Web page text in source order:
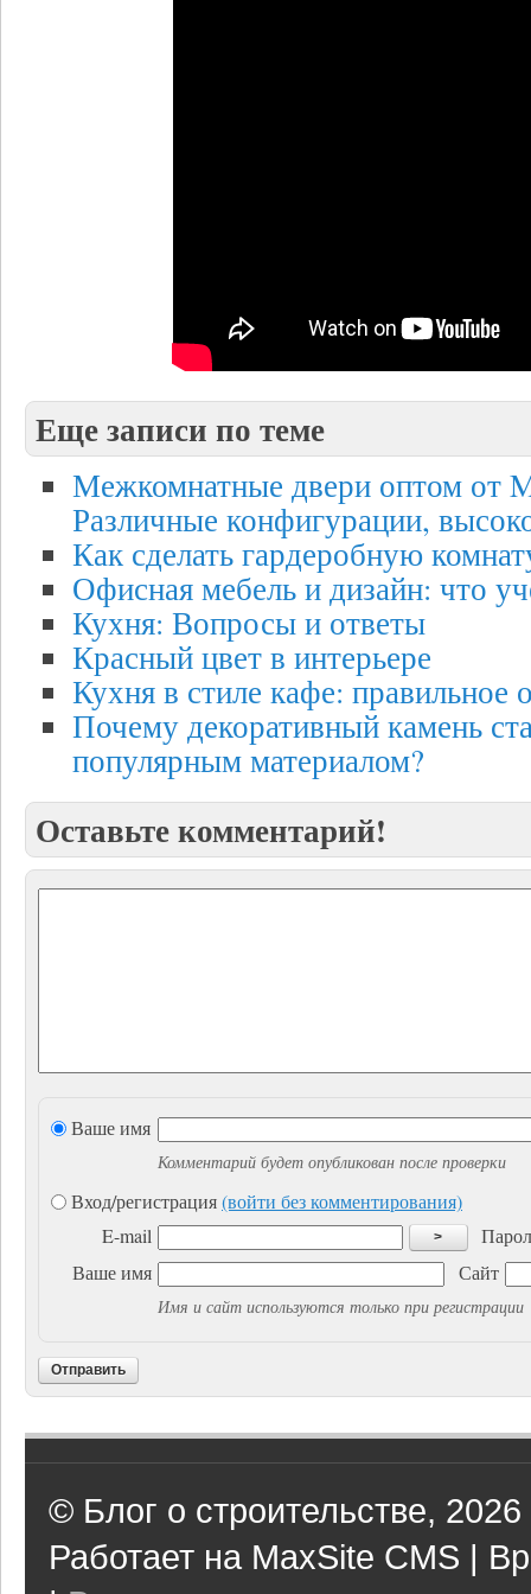
Еще записи по теме
Межкомнатные двери оптом от
Различные конфигурации,
Как сделать гардеробную
Офисная мебель и дизайн: что
Кухня: Вопросы и ответы
Красный цвет в интерьере
Кухня в стиле кафе: правильное
Почему декоративный камень
популярным материалом?
Оставьте комментарий!
Ваше имя
Комментарий будет опубликован после проверки
Вход/регистрация(войти без комментирования)
E-mail
>
Ваше имя
Сайт
Имя и сайт используются только при регистрации
Отправить
© Блог о строительстве, 2026
Работает на MaxSite CMS |